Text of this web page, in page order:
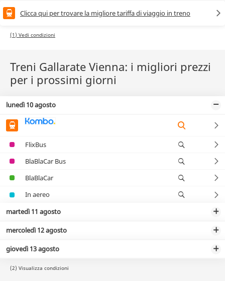
Clicca qui per trovare la migliore tariffa di viaggio in treno
(1) Vedi condizioni
Treni Gallarate Vienna: i migliori prezzi
per i prossimi giorni
lunedì 10 agosto
FlixBus
BlaBlaCar Bus
BlaBlaCar
In aereo
martedì 11 agosto
mercoledì 12 agosto
giovedì 13 agosto
(2) Visualizza condizioni